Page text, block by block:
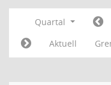
Quartal
Aktuell